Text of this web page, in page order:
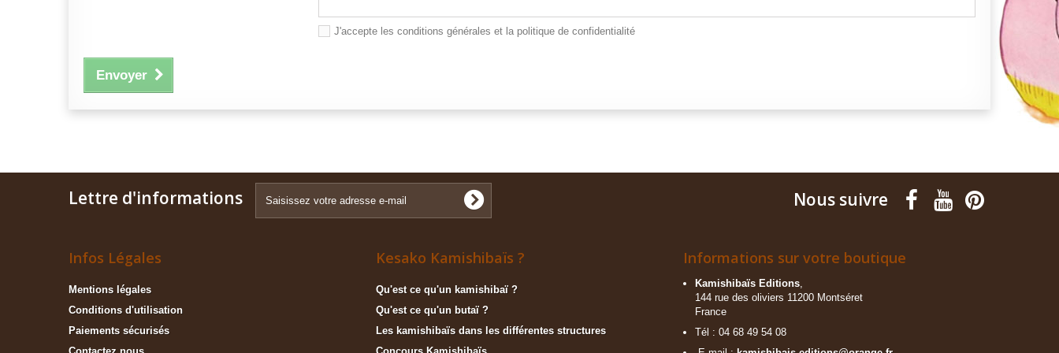
J'accepte les conditions générales et la politique de confidentialité
Envoyer
Lettre d'informations Nous suivre
Infos Légales
Mentions légales
Conditions d'utilisation
Paiements sécurisés
Kesako Kamishibaïs ?
Qu'est ce qu'un kamishibaï ?
Qu'est ce qu'un butaï ?
Les kamishibaïs dans les différentes structures
Informations sur votre boutique
Kamishibaïs Editions,
144 rue des oliviers 11200 Montséret
France
Tél : 04 68 49 54 08